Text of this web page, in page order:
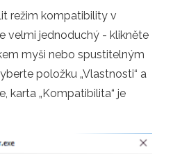
režim kompatibility v
velmi jednoduchý - klikněte
myši nebo spustitelným
položku „Vlastnosti“ a
karta „Kompatibilita“ je